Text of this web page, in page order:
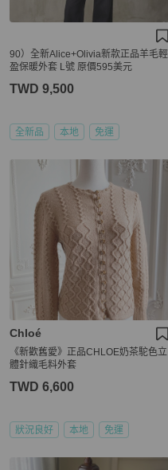
90）全新Alice+Olivia新款正品羊毛輕
盈保暖外套 L號 原價595美元
TWD 9,500
全新品 本地 免運
Chloé
《新歡舊愛》正品CHLOE奶茶駝色立
體針織毛料外套
TWD 6,600
狀況良好 本地 免運